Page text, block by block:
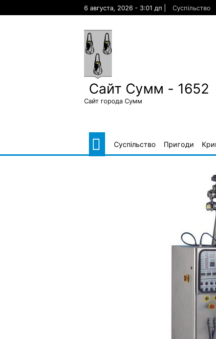
6 августа, 2026 - 3:01 дп Суспільство
Сайт Сумм - 1652
Сайт города Сумм
Суспільство Пригоди